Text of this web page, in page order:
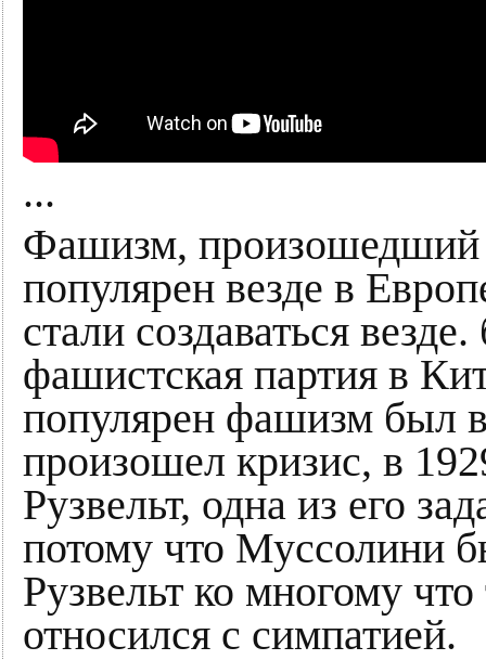
...
Фашизм, произошедший
популярен везде в
стали создаваться
фашистская партия в
популярен фашизм был
произошел кризис, в
Рузвельт, одна из его
потому что Муссолини
Рузвельт ко многому
относился с симпатией.